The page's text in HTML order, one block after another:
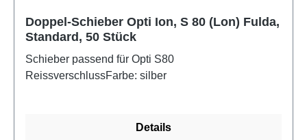
Doppel-Schieber Opti Ion, S 80 (Lon) Fulda,
Standard, 50 Stück
Schieber passend für Opti S80
ReissverschlussFarbe: silber
Details